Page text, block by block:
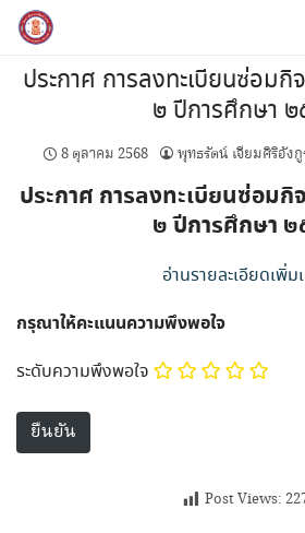
Skip
content
ประกาศ การลงทะเบียนซ่อม
๒ ปีการศึกษา ๒
8 ตุลาคม 2568 พุทธรัตน์ เจียมศิริอังกู
ประกาศ การลงทะเบียนซ่อม
๒ ปีการศึกษา ๒
อ่านรายละเอียดเพิ่ม
กรุณาให้คะแนนความพึงพอใจ
ระดับความพึงพอใจ
Post Views: